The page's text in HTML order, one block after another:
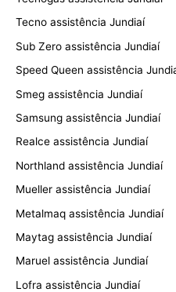
Tecno assistência Jundiaí
Sub Zero assistência Jundiaí
Speed Queen assistência
Smeg assistência Jundiaí
Samsung assistência Jundiaí
Realce assistência Jundiaí
Northland assistência Jundiaí
Mueller assistência Jundiaí
Metalmaq assistência Jundiaí
Maytag assistência Jundiaí
Maruel assistência Jundiaí
Lofra assistência Jundiaí